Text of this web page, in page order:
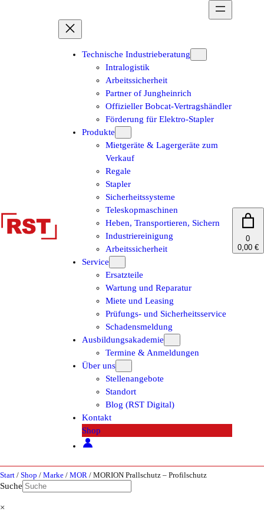
Technische Industrieberatung
Intralogistik
Arbeitssicherheit
Partner of Jungheinrich
Offizieller Bobcat-Vertragshändler
Förderung für Elektro-Stapler
Produkte
Mietgeräte & Lagergeräte zum
Verkauf
Regale
Stapler
Sicherheitssysteme
Teleskopmaschinen
Heben, Transportieren, Sichern
Industriereinigung
Arbeitssicherheit
Service
Ersatzteile
Wartung und Reparatur
Miete und Leasing
Prüfungs- und Sicherheitsservice
Schadensmeldung
Ausbildungsakademie
Termine & Anmeldungen
Über uns
Stellenangebote
Standort
Blog (RST Digital)
Kontakt
Shop
0
0,00 €
Start / Shop / Marke / MOR / MORION Prallschutz – Profilschutz
Suche
×